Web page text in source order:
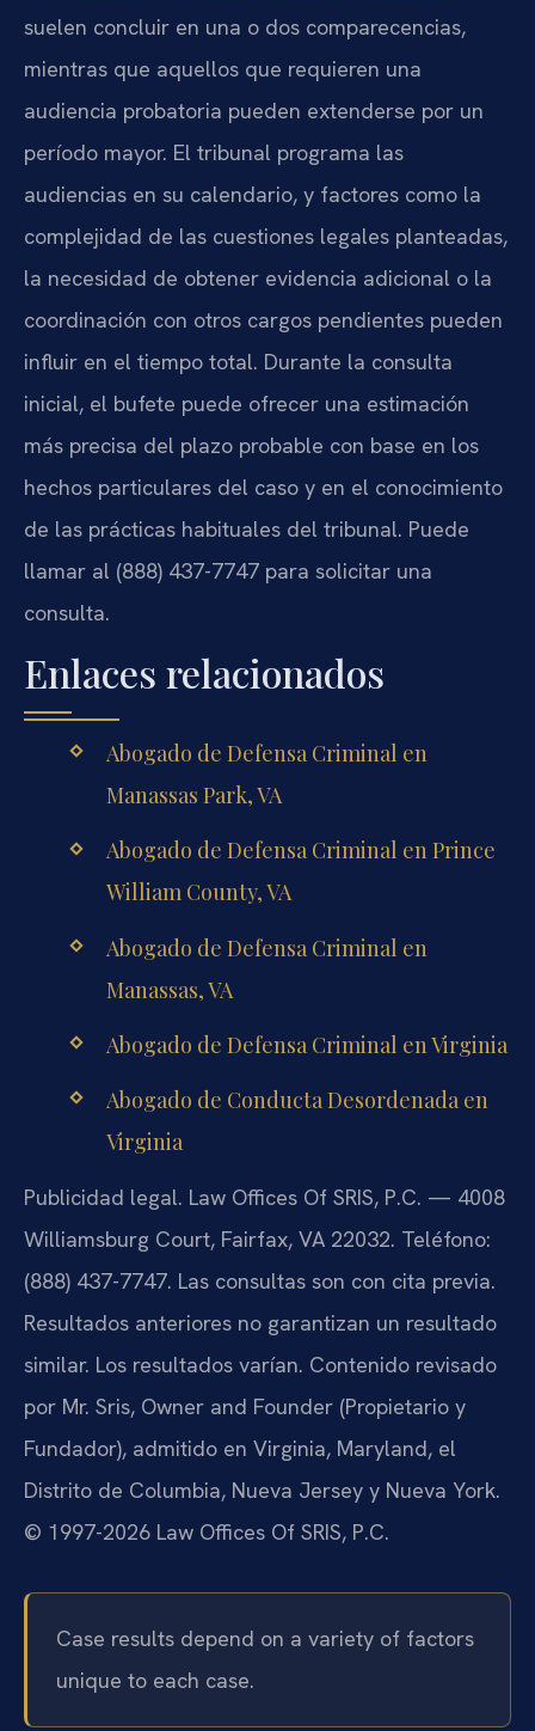
suelen concluir en una o dos comparecencias,
mientras que aquellos que requieren una
audiencia probatoria pueden extenderse por un
período mayor. El tribunal programa las
audiencias en su calendario, y factores como la
complejidad de las cuestiones legales planteadas,
la necesidad de obtener evidencia adicional o la
coordinación con otros cargos pendientes pueden
influir en el tiempo total. Durante la consulta
inicial, el bufete puede ofrecer una estimación
más precisa del plazo probable con base en los
hechos particulares del caso y en el conocimiento
de las prácticas habituales del tribunal. Puede
llamar al (888) 437-7747 para solicitar una
consulta.
Enlaces relacionados
Abogado de Defensa Criminal en
Manassas Park, VA
Abogado de Defensa Criminal en Prince
William County, VA
Abogado de Defensa Criminal en
Manassas, VA
Abogado de Defensa Criminal en Virginia
Abogado de Conducta Desordenada en
Virginia
Publicidad legal. Law Offices Of SRIS, P.C. — 4008
Williamsburg Court, Fairfax, VA 22032. Teléfono:
(888) 437-7747. Las consultas son con cita previa.
Resultados anteriores no garantizan un resultado
similar. Los resultados varían. Contenido revisado
por Mr. Sris, Owner and Founder (Propietario y
Fundador), admitido en Virginia, Maryland, el
Distrito de Columbia, Nueva Jersey y Nueva York.
© 1997-2026 Law Offices Of SRIS, P.C.
Case results depend on a variety of factors
unique to each case.